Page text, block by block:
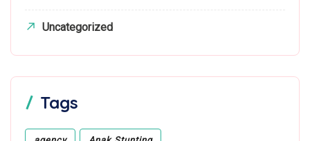
Uncategorized
Tags